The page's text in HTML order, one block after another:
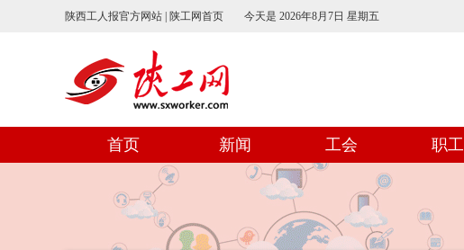
陕西工人报官方网站 | 陕工网首页 今天是 2026年8月7日 星期五
首页 新闻 工会 职工